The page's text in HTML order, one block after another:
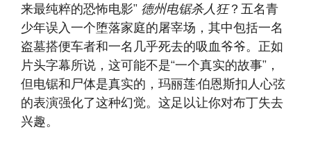
来最纯粹的恐怖电影” 德州电锯杀人狂？五名青
少年误入一个堕落家庭的屠宰场，其中包括一名
盗墓搭便车者和一名几乎死去的吸血爷爷。正如
片头字幕所说，这可能不是“一个真实的故事”，
但电锯和尸体是真实的，玛丽莲·伯恩斯扣人心弦
的表演强化了这种幻觉。这足以让你对布丁失去
兴趣。